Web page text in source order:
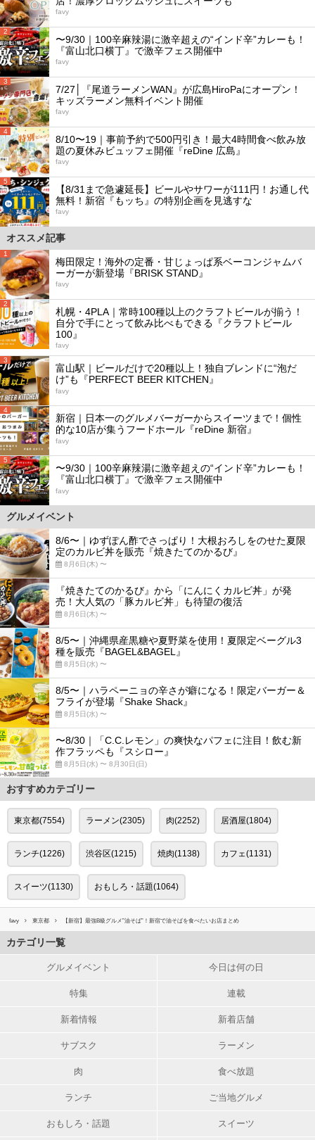
favy
2
〜9/30｜100辛麻辣湯に激辛超えの“インド辛”カレーも！
『富山北口横丁』で激辛フェス開催中
favy
3
7/27│『尾道ラーメンWAN』が広島HiroPaにオープン！
キッズラーメン無料イベント開催
favy
4
8/10〜19｜事前予約で500円引き！最大4時間食べ飲み放
題の夏休みビュッフェ開催『reDine 広島』
favy
5
【8/31まで急遽延長】ビールやサワーが111円！お通し代
無料！新宿『もッち』の特別企画を見逃すな
favy
オススメ記事
1
梅田限定！海外の定番・甘じょっぱ系ベーコンジャムバ
ーガーが新登場『BRISK STAND』
favy
2
札幌・4PLA｜常時100種以上のクラフトビールが揃う！
自分で手にとって飲み比べもできる『クラフトビール
100』
favy
3
富山駅｜ビールだけで20種以上！独自ブレンドに“泡だ
け”も『PERFECT BEER KITCHEN』
favy
4
新宿｜日本一のグルメバーガーからスイーツまで！個性
的な10店が集うフードホール『reDine 新宿』
favy
5
〜9/30｜100辛麻辣湯に激辛超えの“インド辛”カレーも！
『富山北口横丁』で激辛フェス開催中
favy
グルメイベント
8/6〜｜ゆずぽん酢でさっぱり！大根おろしをのせた夏限
定のカルビ丼を販売『焼きたてのかるび』
8月6日(木) 〜
『焼きたてのかるび』から「にんにくカルビ丼」が発
売！大人気の「豚カルビ丼」も待望の復活
8月6日(木) 〜
8/5〜｜沖縄県産黒糖や夏野菜を使用！夏限定ベーグル3
種を販売『BAGEL&BAGEL』
8月5日(水) 〜
8/5〜｜ハラペーニョの辛さが癖になる！限定バーガー＆
フライが登場『Shake Shack』
8月5日(水) 〜
〜8/30｜「C.C.レモン」の爽快なパフェに注目！飲む新
作フラッペも『スシロー』
8月5日(水) 〜 8月30日(日)
おすすめカテゴリー
東京都(7554) ラーメン(2305) 肉(2252) 居酒屋(1804)
ランチ(1226) 渋谷区(1215) 焼肉(1138) カフェ(1131)
スイーツ(1130) おもしろ・話題(1064)
favy 東京都 【新宿】最強B級グルメ”油そば”！新宿で油そばを食べたいお店まとめ
カテゴリ一覧
グルメイベント 今日は何の日
特集 連載
新着情報 新着店舗
サブスク ラーメン
肉 食べ放題
ランチ ご当地グルメ
おもしろ・話題 スイーツ